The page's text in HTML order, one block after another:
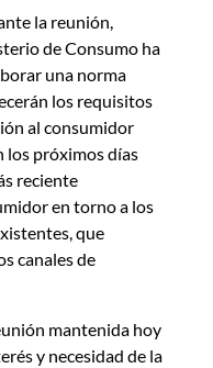
la reunión,
de Consumo ha
una norma
los requisitos
al consumidor
los próximos días
reciente
en torno a los
que
canales de
mantenida hoy
y necesidad de la